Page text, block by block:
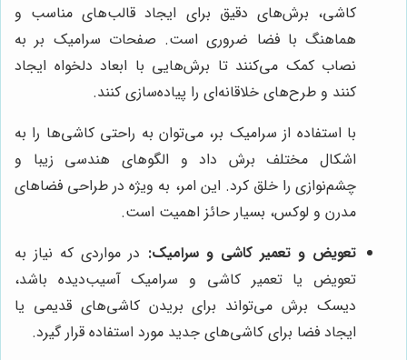
کاشی، برش‌های دقیق برای ایجاد قالب‌های مناسب و
هماهنگ با فضا ضروری است. صفحات سرامیک بر به
نصاب کمک می‌کنند تا برش‌هایی با ابعاد دلخواه ایجاد
کنند و طرح‌های خلاقانه‌ای را پیاده‌سازی کنند.
با استفاده از سرامیک بر، می‌توان به راحتی کاشی‌ها را به
اشکال مختلف برش داد و الگوهای هندسی زیبا و
چشم‌نوازی را خلق کرد. این امر، به ویژه در طراحی فضاهای
مدرن و لوکس، بسیار حائز اهمیت است.
تعویض و تعمیر کاشی و سرامیک: در مواردی که نیاز به
تعویض یا تعمیر کاشی و سرامیک آسیب‌دیده باشد،
دیسک برش می‌تواند برای بریدن کاشی‌های قدیمی یا
ایجاد فضا برای کاشی‌های جدید مورد استفاده قرار گیرد.